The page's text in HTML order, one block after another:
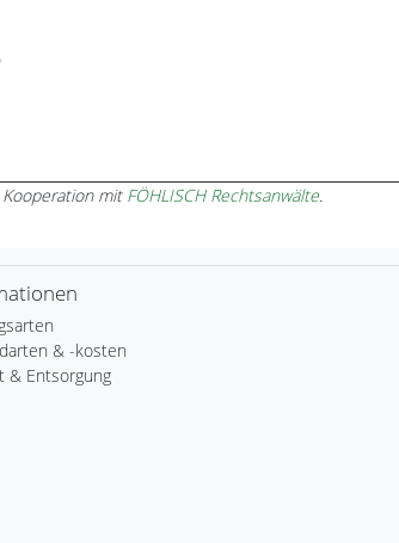
mit FÖHLISCH Rechtsanwälte.
& -kosten
& Entsorgung